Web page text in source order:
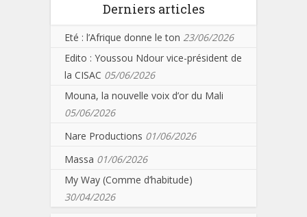
Derniers articles
Eté : l’Afrique donne le ton 23/06/2026
Edito : Youssou Ndour vice-président de
la CISAC 05/06/2026
Mouna, la nouvelle voix d’or du Mali
05/06/2026
Nare Productions 01/06/2026
Massa 01/06/2026
My Way (Comme d’habitude)
30/04/2026